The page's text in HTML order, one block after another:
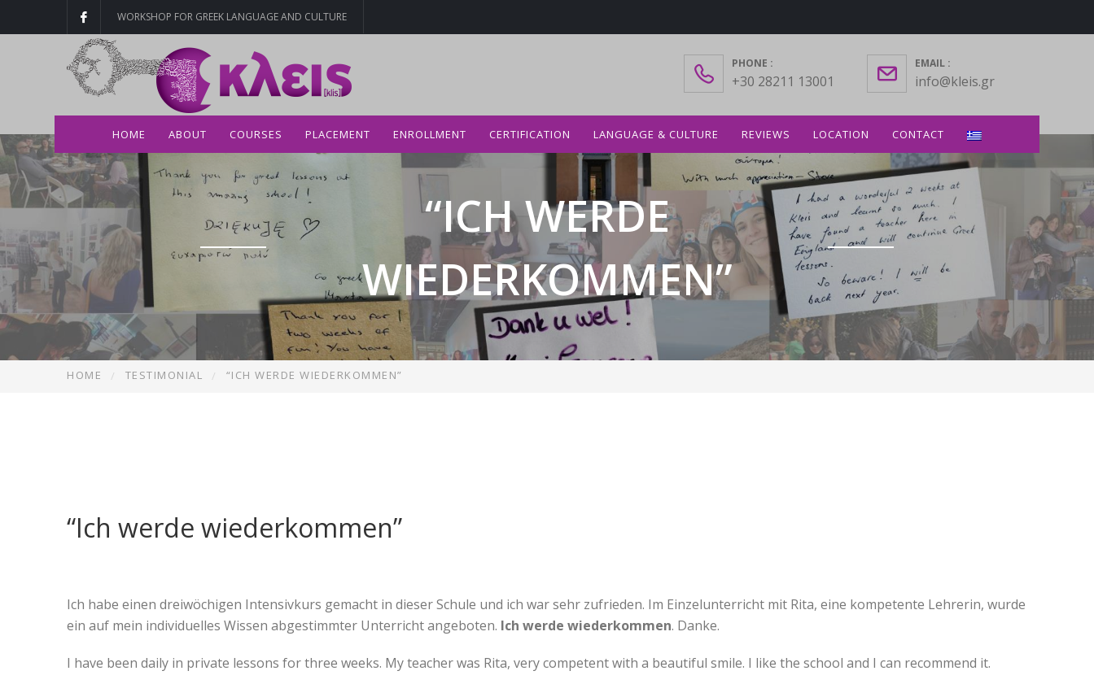
WORKSHOP FOR GREEK LANGUAGE AND CULTURE
PHONE :
+30 28211 13001
EMAIL :
info@kleis.gr
HOME ABOUT COURSES PLACEMENT ENROLLMENT CERTIFICATION LANGUAGE & CULTURE REVIEWS LOCATION CONTACT
“ICH WERDE
WIEDERKOMMEN”
HOME TESTIMONIAL “ICH WERDE WIEDERKOMMEN”
“Ich werde wiederkommen”
Ich habe einen dreiwöchigen Intensivkurs gemacht in dieser Schule und ich war sehr zufrieden. Im Einzelunterricht mit Rita, eine kompetente Lehrerin, wurde
ein auf mein individuelles Wissen abgestimmter Unterricht angeboten. Ich werde wiederkommen. Danke.
I have been daily in private lessons for three weeks. My teacher was Rita, very competent with a beautiful smile. I like the school and I can recommend it.